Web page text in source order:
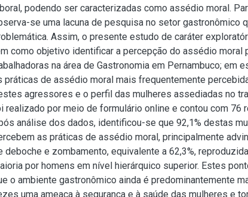
podendo ser caracterizadas como assédio moral.
se uma lacuna de pesquisa no setor gastronômico
Assim, o presente estudo de caráter
como objetivo identificar a percepção do assédio moral
na área de Gastronomia em Pernambuco; em
práticas de assédio moral mais frequentemente
agressores e o perfil das mulheres assediadas no
realizado por meio de formulário online e contou com 76
análise dos dados, identificou-se que 92,1% destas
as práticas de assédio moral, principalmente
deboche e zombamento, equivalente a 62,3%,
por homens em nível hierárquico superior. Estes
o ambiente gastronômico ainda é predominantemente
uma ameaça à segurança e à saúde das mulheres e